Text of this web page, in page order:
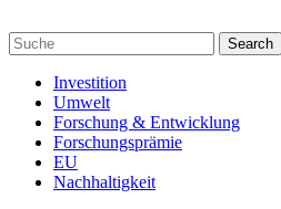
Investition
Umwelt
Forschung & Entwicklung
Forschungsprämie
EU
Nachhaltigkeit